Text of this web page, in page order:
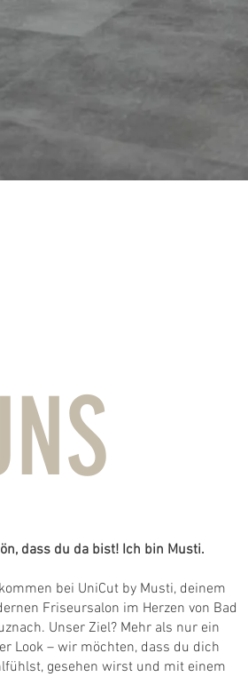
dass du da bist! Ich bin Musti.
bei UniCut by Musti, deinem
Friseursalon im Herzen von Bad
Unser Ziel? Mehr als nur ein
Look – wir möchten, dass du dich
gesehen wirst und mit einem